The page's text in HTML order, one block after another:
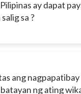
ay dapat
sa ?
ang nagpapatibay
ng ating